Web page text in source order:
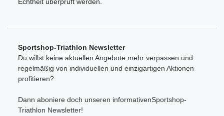
Sportshop-Triathlon Newsletter
Du willst keine aktuellen Angebote mehr verpassen und
regelmäßig von individuellen und einzigartigen Aktionen
profitieren?
Dann aboniere doch unseren informativenSportshop-
Triathlon Newsletter!